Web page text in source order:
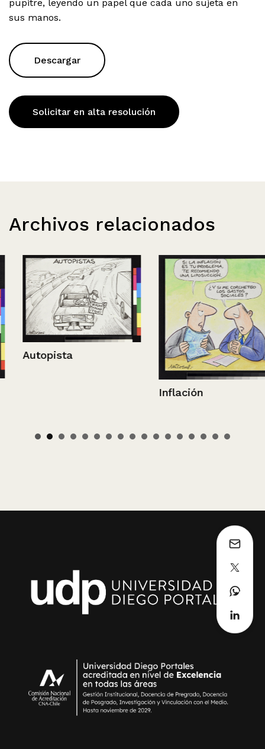
pupitre, leyendo un papel que cada uno sujeta en
sus manos.
Descargar
Solicitar en alta resolución
Archivos relacionados
Autopista
Inflación